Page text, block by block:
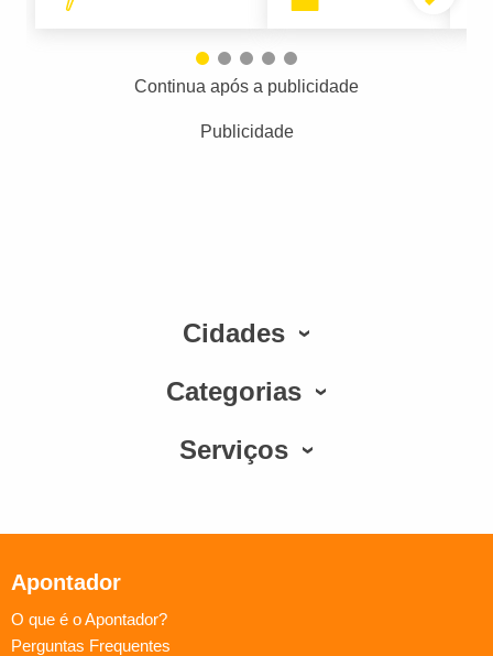
Continua após a publicidade
Publicidade
Cidades
Categorias
Serviços
Apontador
O que é o Apontador?
Perguntas Frequentes